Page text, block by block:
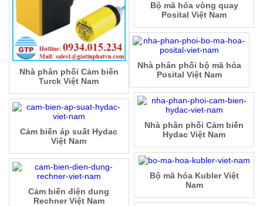
Nhà phân phối Cảm biến
Turck Việt Nam
Bộ mã hóa vòng quay
Posital Việt Nam
Nhà phân phối bộ mã hóa
Posital Việt Nam
Nhà phân phối Cảm biến
Hydac Việt Nam
Cảm biến áp suất Hydac
Việt Nam
Bộ mã hóa Kubler Việt
Nam
Cảm biến điện dung
Rechner Việt Nam